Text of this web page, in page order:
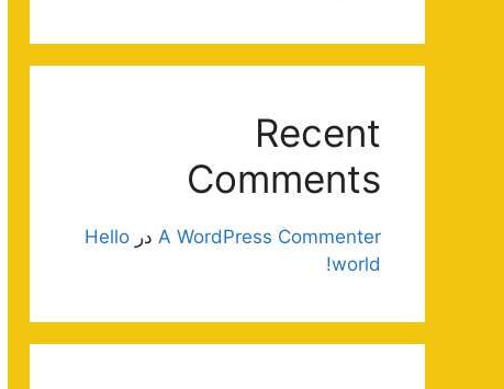
Recent
Comments
A WordPress Commenter در Hello
world!